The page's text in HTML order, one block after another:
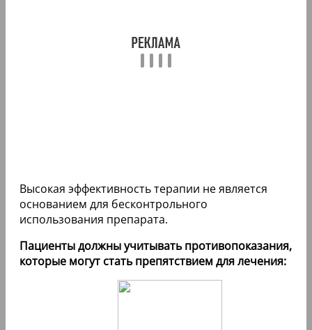
Высокая эффективность терапии не является
основанием для бесконтрольного
использования препарата.
Пациенты должны учитывать противопоказания,
которые могут стать препятствием для лечения: